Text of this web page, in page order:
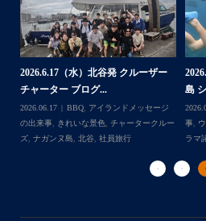
） 北谷発 ケラマ諸
ン...
ランドメッセージの出来
いな景色,ケラマ諸島,ケ
2026.7.28（火） 北
島 体験ダイビング...
2026.07.30
アイランドメ
事 ,ウミウシ,きれいな景色
ラマ諸島一日ツアー
スノ
ダイビング